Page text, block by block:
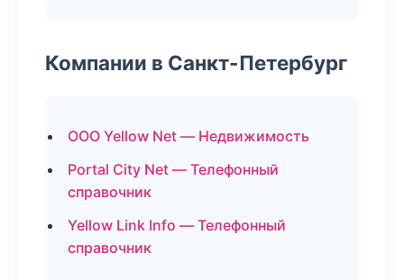
Компании в Санкт-Петербург
ООО Yellow Net — Недвижимость
Portal City Net — Телефонный
справочник
Yellow Link Info — Телефонный
справочник